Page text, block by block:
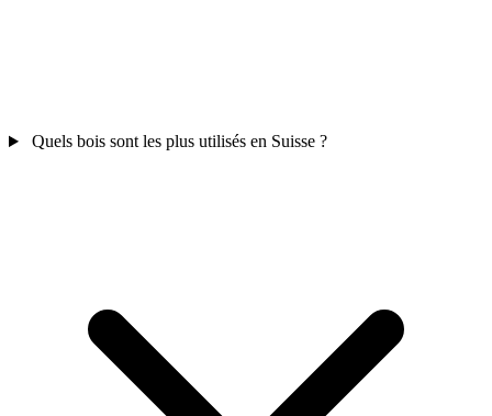
Quels bois sont les plus utilisés en Suisse ?